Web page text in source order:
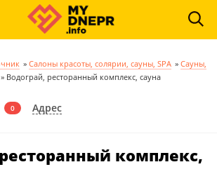
» Салоны красоты, солярии, сауны, SPA » Сауны,
» Водограй, ресторанный комплекс, сауна
0 Адрес
комплекс,